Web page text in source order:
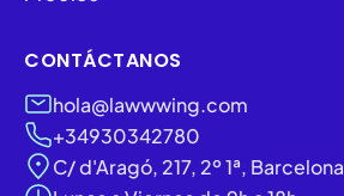
CONTÁCTANOS
hola@lawwwing.com
+34930342780
C/ d'Aragó, 217, 2º 1ª, Barcelona